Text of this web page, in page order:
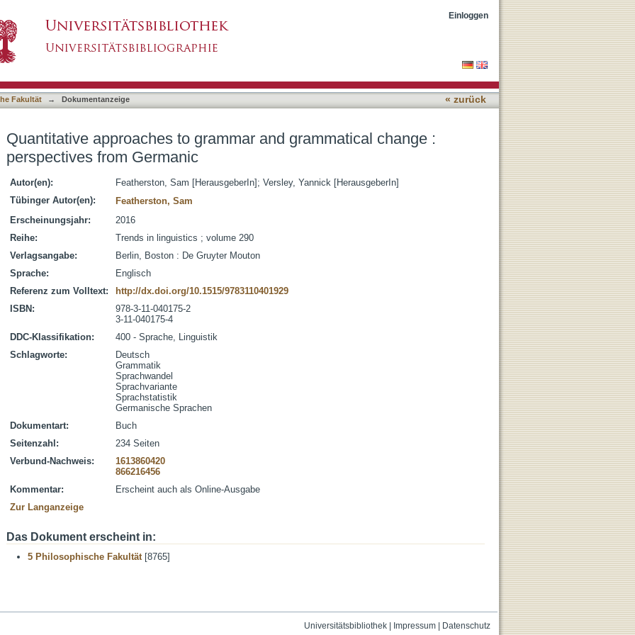
Einloggen
Fakultät → Dokumentanzeige « zurück
Quantitative approaches to grammar and grammatical change :
perspectives from Germanic
Autor(en): Featherston, Sam [HerausgeberIn] ; Versley, Yannick [HerausgeberIn]
Tübinger Autor(en):
Featherston, Sam
Erscheinungsjahr:
2016
Reihe:
Trends in linguistics ; volume 290
Verlagsangabe:
Berlin, Boston : De Gruyter Mouton
Sprache:
Englisch
Referenz zum Volltext:
http://dx.doi.org/10.1515/9783110401929
ISBN:
978-3-11-040175-2
3-11-040175-4
DDC-Klassifikation:
400 - Sprache, Linguistik
Schlagworte:
Deutsch
Grammatik
Sprachwandel
Sprachvariante
Sprachstatistik
Germanische Sprachen
Dokumentart:
Buch
Seitenzahl:
234 Seiten
Verbund-Nachweis:
1613860420
866216456
Kommentar:
Erscheint auch als Online-Ausgabe
Zur Langanzeige
Das Dokument erscheint in:
5 Philosophische Fakultät[8765]
Universitätsbibliothek| Impressum| Datenschutz